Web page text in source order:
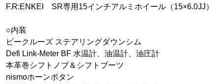
F.R:ENKEI SR専用15インチアルミホイール（15×6.0JJ）
○内装
ビークルーズ ステアリングダウンシム
Defi Link-Meter BF 水温計、油温計、油圧計
本革巻シフトノブ＆シフトブーツ
nismoホーンボタン